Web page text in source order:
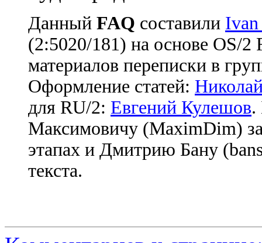
Данный FAQ cоставили
(2:5020/181) на основе OS/
материалов переписки в
Оформление статей:
для RU/2: Евгений Кулешов.
Максимовичу (MaximDim)
этапах и Дмитрию Бану
текста.